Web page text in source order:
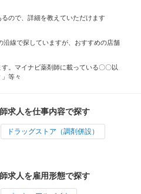
るので、詳細を教えていただけます
沿線で探していますが、おすすめの店舗
。マイナビ薬剤師に載っている〇〇以
等々
求人を仕事内容で探す
ドラッグストア（調剤併設）
求人を雇用形態で探す